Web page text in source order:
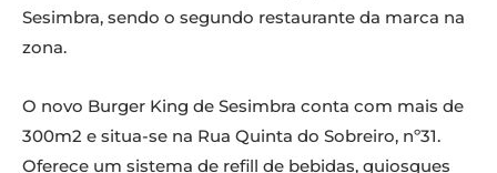
Sesimbra, sendo o segundo restaurante da marca na
zona.
O novo Burger King de Sesimbra conta com mais de
300m2 e situa-se na Rua Quinta do Sobreiro, nº31.
Oferece um sistema de refill de bebidas, quiosques